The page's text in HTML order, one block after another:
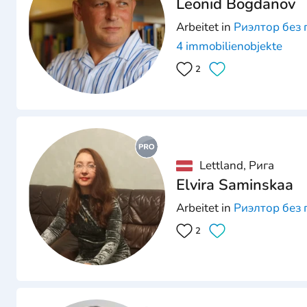
Leonid Bogdanov
Arbeitet in Риэлтор без
4 immobilienobjekte
2
Lettland, Рига
Elvira Saminskaa
Arbeitet in Риэлтор без
2